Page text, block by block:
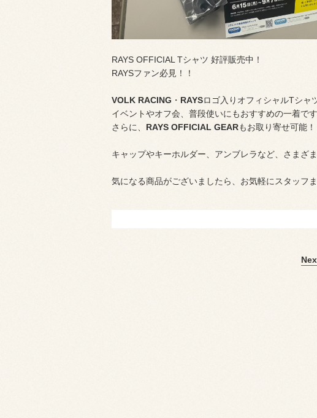
RAYS OFFICIAL Tシャツ 好評販売中！
RAYSファン必見！！
VOLK RACING ・ RAYSロゴ入りオフィシャルTシャ
イベントやオフ会、普段使いにもおすすめの一着で
さらに、 RAYS OFFICIAL GEARもお取り寄せ可能！
キャップやキーホルダー、アンブレラなど、さまざ
気になる商品がございましたら、お気軽にスタッ